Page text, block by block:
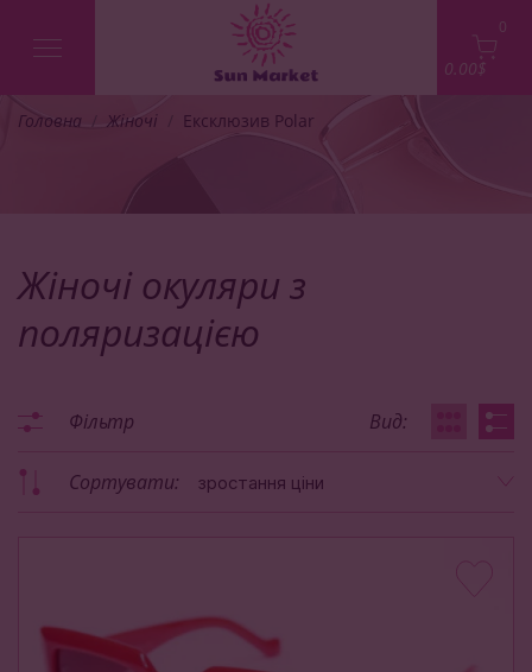
0
0.00$
Головна Жіночі Ексклюзив Polar
Жіночі окуляри з
поляризацією
Фільтр Вид:
Сортувати: зростання ціни